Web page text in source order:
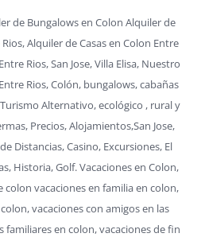
de Bungalows en Colon Alquiler de
Alquiler de Casas en Colon Entre
Rios, San Jose, Villa Elisa, Nuestro
Rios, Colón, bungalows, cabañas
Alternativo, ecológico , rural y
Precios, Alojamientos,San Jose,
Distancias, Casino, Excursiones, El
Historia, Golf. Vacaciones en Colon,
colon vacaciones en familia en colon,
vacaciones con amigos en las